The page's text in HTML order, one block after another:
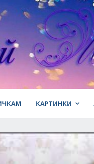
КАРТИНКИ